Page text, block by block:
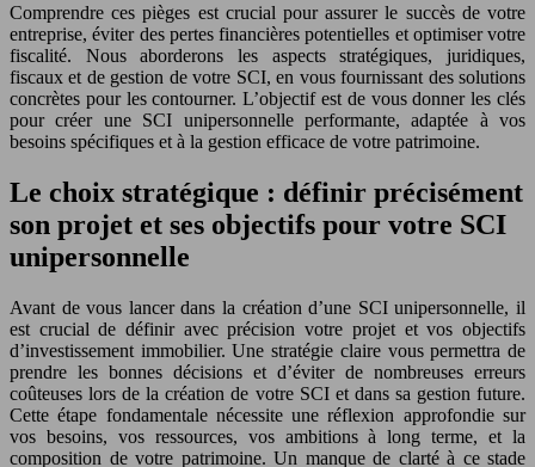
Comprendre ces pièges est crucial pour assurer le succès de votre
entreprise, éviter des pertes financières potentielles et optimiser votre
fiscalité. Nous aborderons les aspects stratégiques, juridiques,
fiscaux et de gestion de votre SCI, en vous fournissant des solutions
concrètes pour les contourner. L’objectif est de vous donner les clés
pour créer une SCI unipersonnelle performante, adaptée à vos
besoins spécifiques et à la gestion efficace de votre patrimoine.
Le choix stratégique : définir précisément
son projet et ses objectifs pour votre SCI
unipersonnelle
Avant de vous lancer dans la création d’une SCI unipersonnelle, il
est crucial de définir avec précision votre projet et vos objectifs
d’investissement immobilier. Une stratégie claire vous permettra de
prendre les bonnes décisions et d’éviter de nombreuses erreurs
coûteuses lors de la création de votre SCI et dans sa gestion future.
Cette étape fondamentale nécessite une réflexion approfondie sur
vos besoins, vos ressources, vos ambitions à long terme, et la
composition de votre patrimoine. Un manque de clarté à ce stade